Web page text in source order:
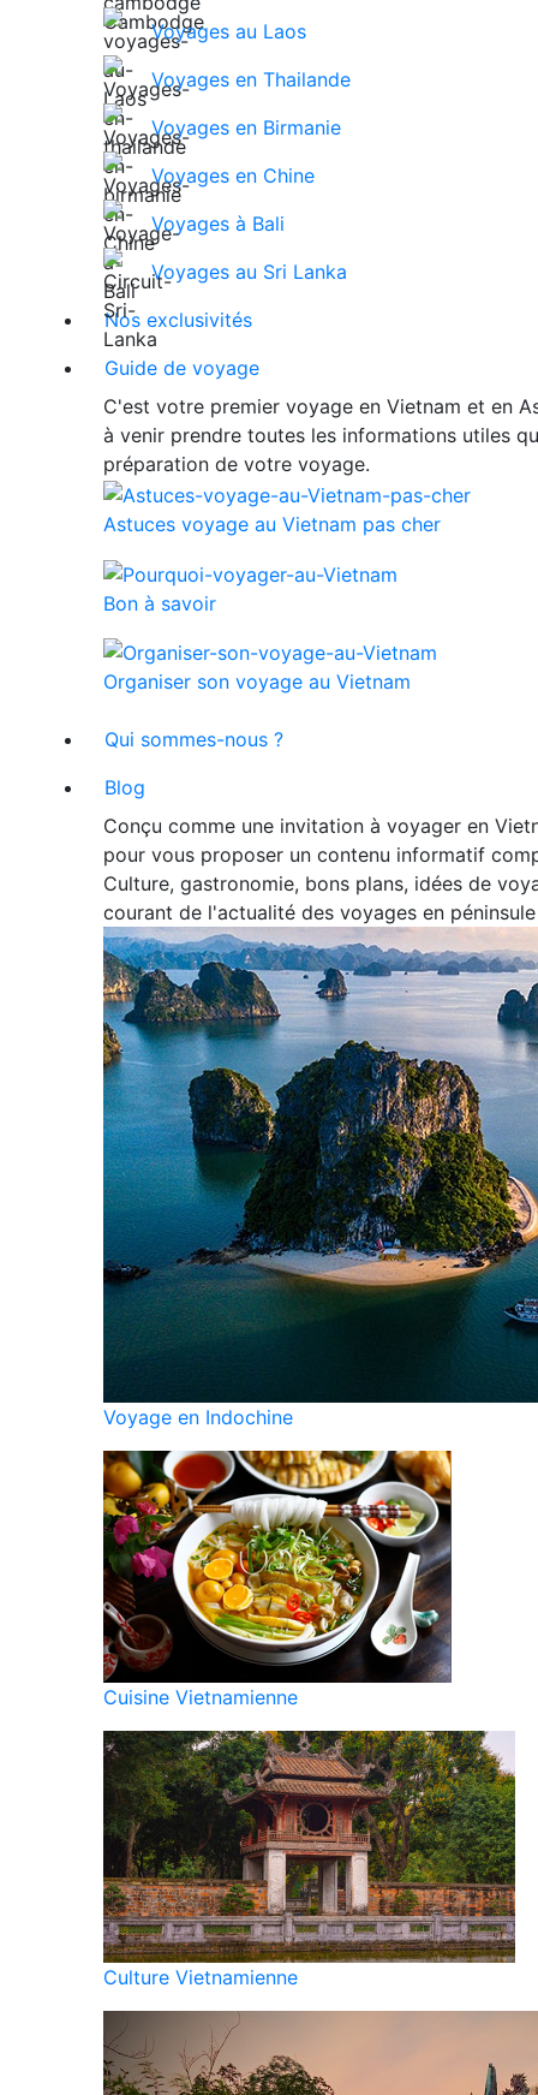
Voyages au Laos
Voyages en Thailande
Voyages en Birmanie
Voyages en Chine
Voyages à Bali
Voyages au Sri Lanka
Nos exclusivités
Guide de voyage
C'est votre premier voyage en Vietnam et en
à venir prendre toutes les informations utiles
préparation de votre voyage.
Astuces voyage au Vietnam pas cher
Bon à savoir
Organiser son voyage au Vietnam
Qui sommes-nous ?
Blog
Conçu comme une invitation à voyager en
pour vous proposer un contenu informatif
Culture, gastronomie, bons plans, idées de
courant de l'actualité des voyages en
Voyage en Indochine
Cuisine Vietnamienne
Culture Vietnamienne